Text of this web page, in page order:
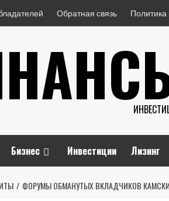
Обратная связь
Бизнес Инвестиции Лизинг
ФОРУМЫ ОБМАНУТЫХ ВКЛАДЧИКОВ